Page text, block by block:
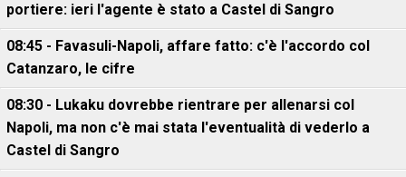
portiere: ieri l'agente è stato a Castel di Sangro
08:45 - Favasuli-Napoli, affare fatto: c'è l'accordo col
Catanzaro, le cifre
08:30 - Lukaku dovrebbe rientrare per allenarsi col
Napoli, ma non c'è mai stata l'eventualità di vederlo a
Castel di Sangro